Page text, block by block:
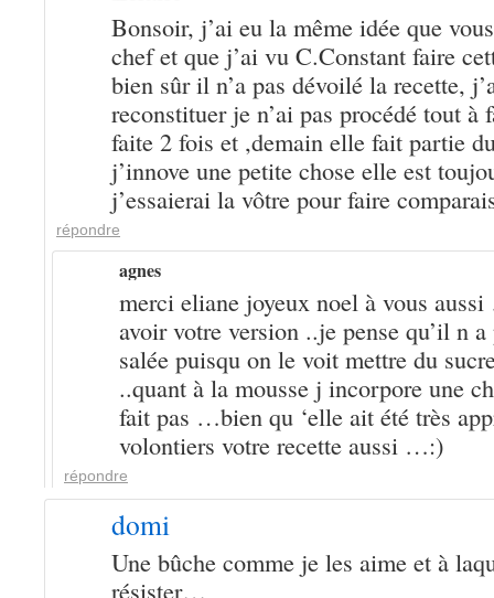
Bonsoir, j’ai eu la même idée que
chef et que j’ai vu C.Constant faire
bien sûr il n’a pas dévoilé la recette,
reconstituer je n’ai pas procédé tout à
faite 2 fois et ,demain elle fait partie
j’innove une petite chose elle est
j’essaierai la vôtre pour faire
répondre
agnes
merci eliane joyeux noel à vous
avoir votre version ..je pense qu’il n
salée puisqu on le voit mettre du
..quant à la mousse j incorpore une
fait pas …bien qu ‘elle ait été très
volontiers votre recette aussi …:)
répondre
domi
Une bûche comme je les aime et à
résister…